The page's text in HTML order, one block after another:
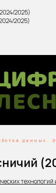
2025)
2025)
данных.
технологий